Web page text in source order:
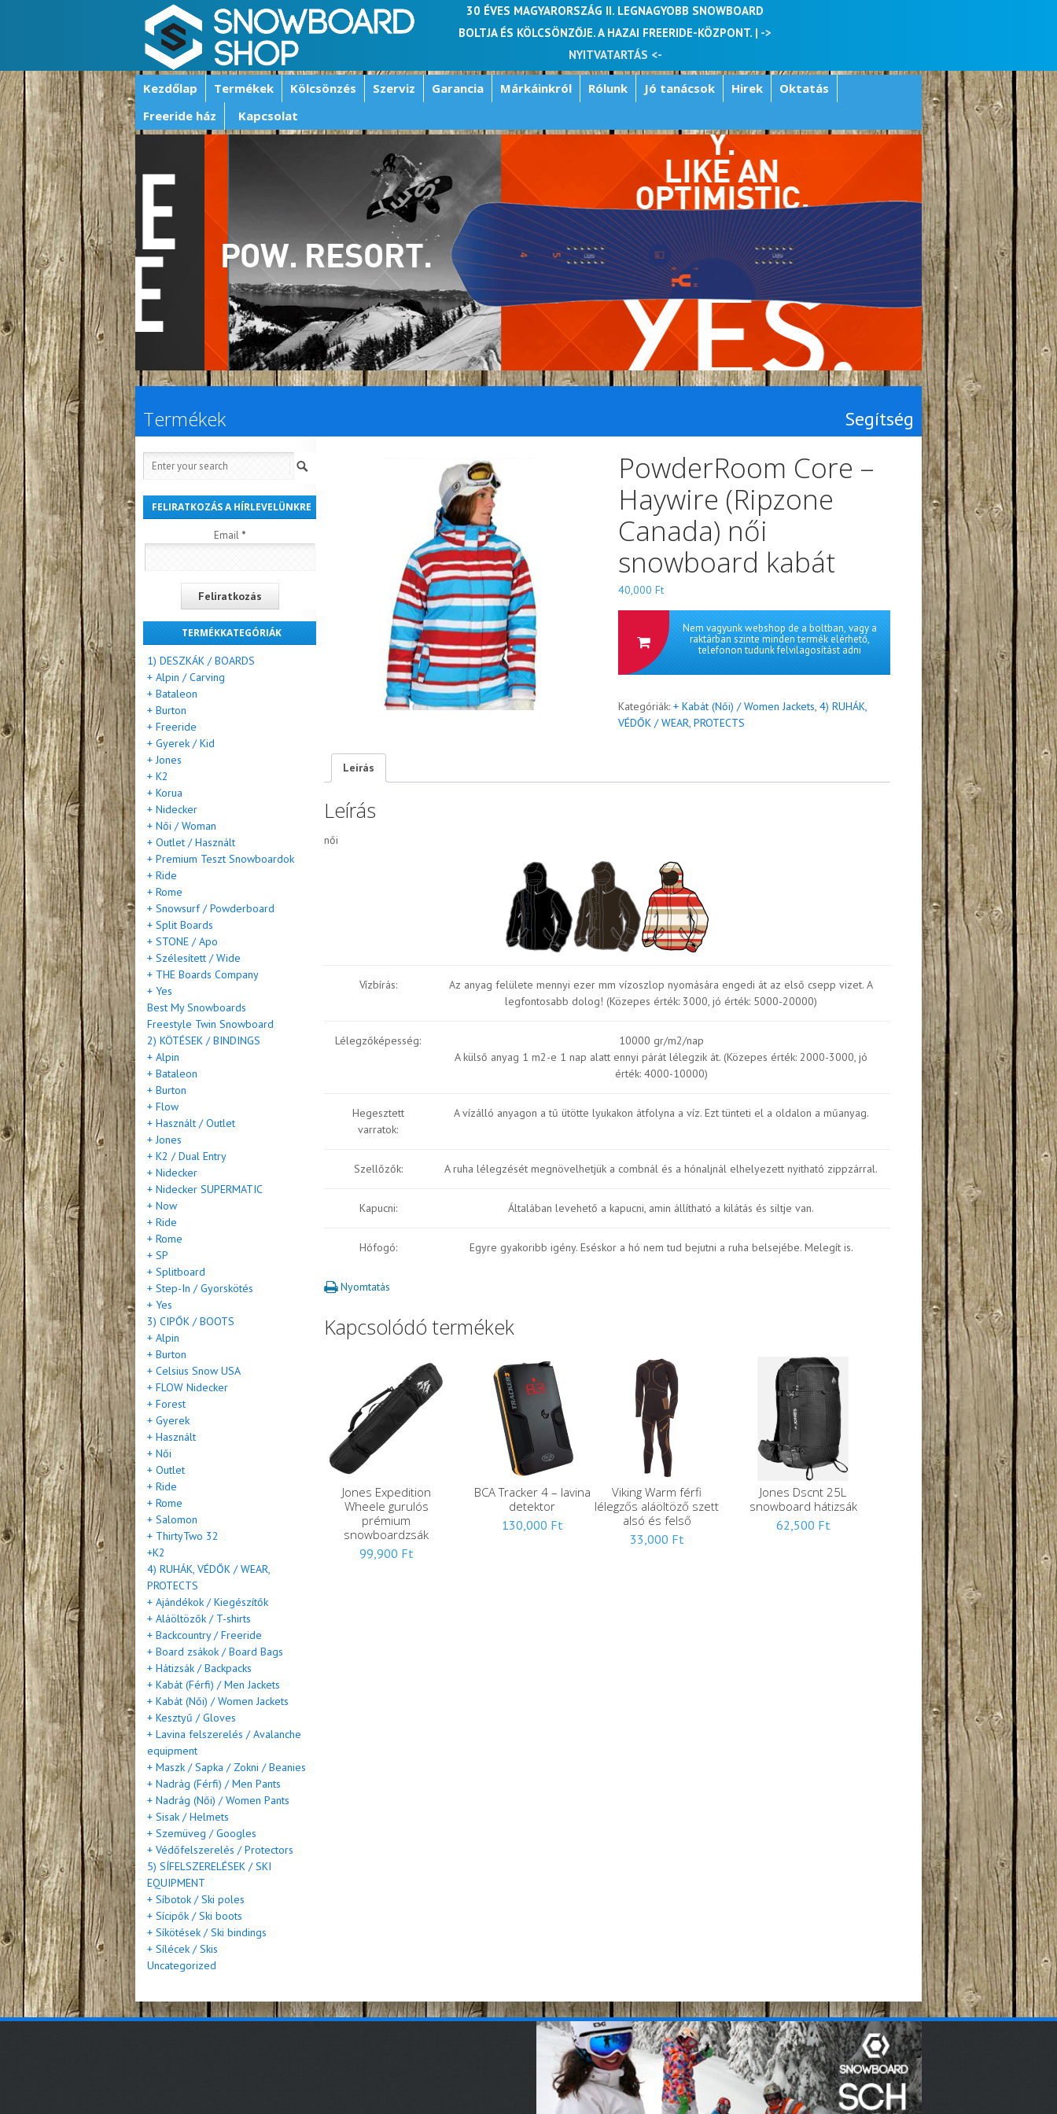
30 ÉVES MAGYARORSZÁG II. LEGNAGYOBB SNOWBOARD
BOLTJA ÉS KÖLCSÖNZŐJE. A HAZAI FREERIDE-KÖZPONT. | ->
NYITVATARTÁS <-
Kezdőlap Termékek Kölcsönzés Szerviz Garancia Márkáinkról Rólunk Jó tanácsok Hirek
Oktatás
Freeride ház
Kapcsolat
Termékek Segítség
PowderRoom Core –
Haywire (Ripzone
Canada) női
snowboard kabát
40,000Ft
Nem vagyunk webshop de a boltban, vagy a
raktárban szinte minden termék elérhető,
telefonon tudunk felvilagosítást adni
Kategóriák:+ Kabát (Női) / Women Jackets,4) RUHÁK,
VÉDŐK / WEAR, PROTECTS
Leírás
Leírás
női
Vízbírás:
Az anyag felülete mennyi ezer mm vízoszlop nyomására engedi át az első csepp vizet. A
legfontosabb dolog! (Közepes érték: 3000, jó érték: 5000-20000)
Lélegzőképesség:
10000 gr/m2/nap
A külső anyag 1 m2-e 1 nap alatt ennyi párát lélegzik át. (Közepes érték: 2000-3000, jó
érték: 4000-10000)
Hegesztett
varratok:
A vízálló anyagon a tű ütötte lyukakon átfolyna a víz. Ezt tünteti el a oldalon a műanyag.
Szellőzők: A ruha lélegzését megnövelhetjük a combnál és a hónaljnál elhelyezett nyitható zippzárral.
Kapucni: Általában levehető a kapucni, amin állítható a kilátás és siltje van.
Hófogó: Egyre gyakoribb igény. Eséskor a hó nem tud bejutni a ruha belsejébe. Melegít is.
Nyomtatás
Kapcsolódó termékek
Jones Expedition
Wheele gurulós
prémium
snowboardzsák
99,900 Ft
BCA Tracker 4 – lavina
detektor
130,000 Ft
Viking Warm férfi
lélegzős aláöltöző szett
alsó és felső
33,000 Ft
Jones Dscnt 25L
snowboard hátizsák
62,500 Ft
FELIRATKOZÁS A HÍRLEVELÜNKRE
Email *
TERMÉKKATEGÓRIÁK
1) DESZKÁK / BOARDS
+ Alpin / Carving
+ Bataleon
+ Burton
+ Freeride
+ Gyerek / Kid
+ Jones
+ K2
+ Korua
+ Nidecker
+ Női / Woman
+ Outlet / Használt
+ Premium Teszt Snowboardok
+ Ride
+ Rome
+ Snowsurf / Powderboard
+ Split Boards
+ STONE / Apo
+ Szélesített / Wide
+ THE Boards Company
+ Yes
Best My Snowboards
Freestyle Twin Snowboard
2) KÖTÉSEK / BINDINGS
+ Alpin
+ Bataleon
+ Burton
+ Flow
+ Használt / Outlet
+ Jones
+ K2 / Dual Entry
+ Nidecker
+ Nidecker SUPERMATIC
+ Now
+ Ride
+ Rome
+ SP
+ Splitboard
+ Step-In / Gyorskötés
+ Yes
3) CIPŐK / BOOTS
+ Alpin
+ Burton
+ Celsius Snow USA
+ FLOW Nidecker
+ Forest
+ Gyerek
+ Használt
+ Női
+ Outlet
+ Ride
+ Rome
+ Salomon
+ ThirtyTwo 32
+K2
4) RUHÁK, VÉDŐK / WEAR,
PROTECTS
+ Ajándékok / Kiegészítők
+ Aláöltözők / T-shirts
+ Backcountry / Freeride
+ Board zsákok / Board Bags
+ Hátizsák / Backpacks
+ Kabát (Férfi) / Men Jackets
+ Kabát (Női) / Women Jackets
+ Kesztyű / Gloves
+ Lavina felszerelés / Avalanche
equipment
+ Maszk / Sapka / Zokni / Beanies
+ Nadrág (Férfi) / Men Pants
+ Nadrág (Női) / Women Pants
+ Sisak / Helmets
+ Szemüveg / Googles
+ Védőfelszerelés / Protectors
5) SÍFELSZERELÉSEK / SKI
EQUIPMENT
+ Síbotok / Ski poles
+ Sícipők / Ski boots
+ Síkötések / Ski bindings
+ Sílécek / Skis
Uncategorized